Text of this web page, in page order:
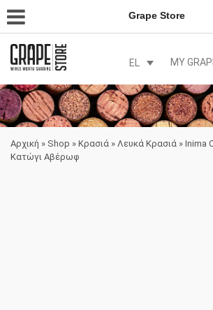
Grape Store
EL MY
Αρχική » Shop » Κρασιά » Λευκά Κρασιά » Inima
Κατώγι Αβέρωφ